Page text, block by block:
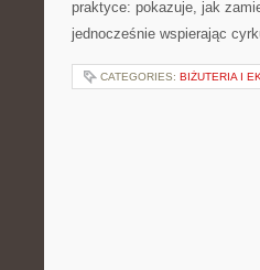
praktyce: pokazuje, jak
jednocześnie wspierając
CATEGORIES: BIŻUTERIA I